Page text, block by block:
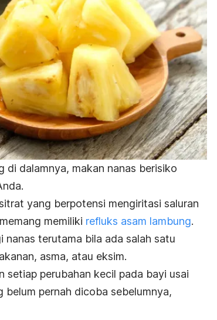
dalamnya, makan nanas berisiko
yang berpotensi mengiritasi saluran
memiliki refluks asam lambung.
nanas terutama bila ada salah satu
asma, atau eksim.
setiap perubahan kecil pada bayi usai
belum pernah dicoba sebelumnya,